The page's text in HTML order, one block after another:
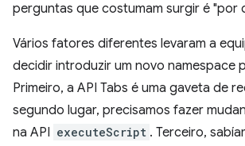
perguntas que costumam surgir é "por
Vários fatores diferentes levaram a
decidir introduzir um novo namespace
Primeiro, a API Tabs é uma gaveta de
segundo lugar, precisamos fazer
na API executeScript . Terceiro,